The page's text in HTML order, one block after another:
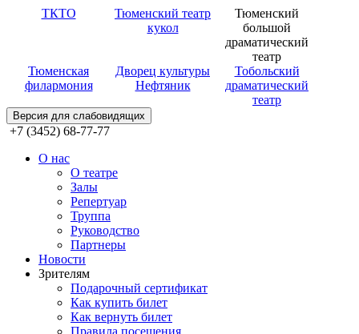
ТКТО
Тюменский театр
кукол
Тюменский
большой
драматический
театр
Тюменская
филармония
Дворец культуры
Нефтяник
Тобольский
драматический
театр
Версия для слабовидящих
+7 (3452) 68-77-77
О нас
О театре
Залы
Репертуар
Труппа
Руководство
Партнеры
Новости
Зрителям
Подарочный сертификат
Как купить билет
Как вернуть билет
Правила посещения